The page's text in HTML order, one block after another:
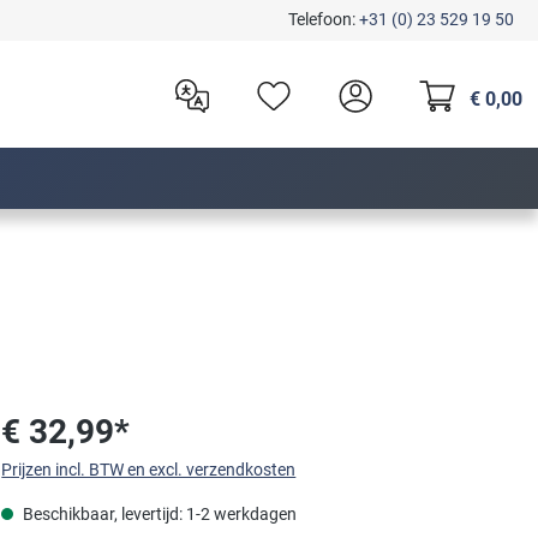
Telefoon:+31 (0) 23 529 19 50
€ 0,00
€ 32,99*
Prijzen incl. BTW en excl. verzendkosten
Beschikbaar, levertijd: 1-2 werkdagen